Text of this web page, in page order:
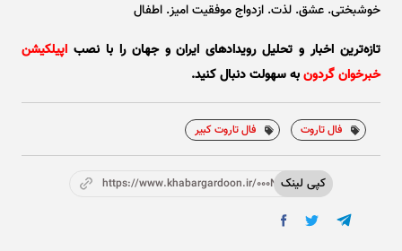
خوشبختی. عشق. لذت. ازدواج موفقیت امیز. اطفال
تازه‌ترین اخبار و تحلیل‌ رویدادهای ایران و جهان را با نصب اپیلکیشن
خبرخوان گردونبه سهولت دنبال کنید.
فال تاروت فال تاروت کبیر
کپی لینکhttps://www.khabargardoon.ir/000NAA